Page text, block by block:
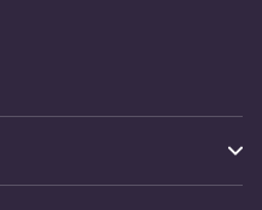
ja
jälkeen kevyesti?
sitten huumoria,